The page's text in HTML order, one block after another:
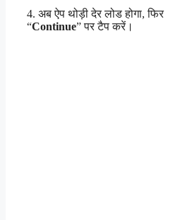
4. अब ऐप थोड़ी देर लोड होगा, फिर
“Continue” पर टैप करें।